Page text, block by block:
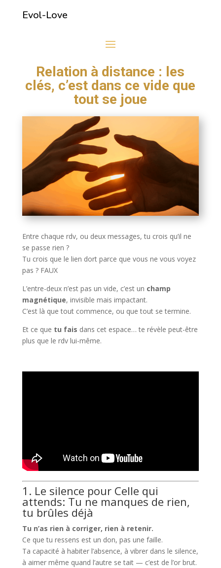
Evol-Love
Relation à distance : les
clés, c’est dans ce vide que
tout se joue
Entre chaque rdv, ou deux messages, tu crois qu’il ne
se passe rien ?
Tu crois que le lien dort parce que vous ne vous voyez
pas ? FAUX
L’entre-deux n’est pas un vide, c’est un champ
magnétique, invisible mais impactant.
C’est là que tout commence, ou que tout se termine.
Et ce que tu fais dans cet espace… te révèle peut-être
plus que le rdv lui-même.
1. Le silence pour Celle qui
attends: Tu ne manques de rien,
tu brûles déjà
Tu n’as rien à corriger, rien à retenir.
Ce que tu ressens est un don, pas une faille.
Ta capacité à habiter l’absence, à vibrer dans le silence,
à aimer même quand l’autre se tait — c’est de l’or brut.